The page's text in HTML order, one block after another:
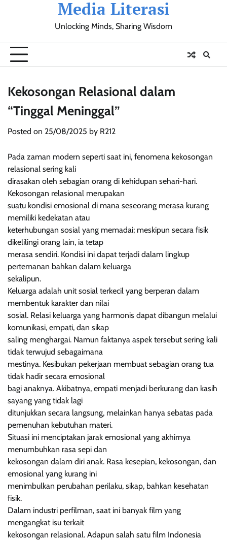
Media Literasi
Unlocking Minds, Sharing Wisdom
Pendidikan
SosialOlahraga
Resensi
Ulasan
Opini
Kekosongan Relasional dalam
“Tinggal Meninggal”
Posted on 25/08/2025 by R212
Pada zaman modern seperti saat ini, fenomena kekosongan
relasional sering kali
dirasakan oleh sebagian orang di kehidupan sehari-hari.
Kekosongan relasional merupakan
suatu kondisi emosional di mana seseorang merasa kurang
memiliki kedekatan atau
keterhubungan sosial yang memadai; meskipun secara fisik
dikelilingi orang lain, ia tetap
merasa sendiri. Kondisi ini dapat terjadi dalam lingkup
pertemanan bahkan dalam keluarga
sekalipun.
Keluarga adalah unit sosial terkecil yang berperan dalam
membentuk karakter dan nilai
sosial. Relasi keluarga yang harmonis dapat dibangun melalui
komunikasi, empati, dan sikap
saling menghargai. Namun faktanya aspek tersebut sering kali
tidak terwujud sebagaimana
mestinya. Kesibukan pekerjaan membuat sebagian orang tua
tidak hadir secara emosional
bagi anaknya. Akibatnya, empati menjadi berkurang dan kasih
sayang yang tidak lagi
ditunjukkan secara langsung, melainkan hanya sebatas pada
pemenuhan kebutuhan materi.
Situasi ini menciptakan jarak emosional yang akhirnya
menumbuhkan rasa sepi dan
kekosongan dalam diri anak. Rasa kesepian, kekosongan, dan
emosional yang kurang ini
menimbulkan perubahan perilaku, sikap, bahkan kesehatan
fisik.
Dalam industri perfilman, saat ini banyak film yang
mengangkat isu terkait
kekosongan relasional. Adapun salah satu film Indonesia